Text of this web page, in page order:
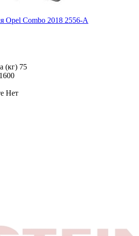
Opel Combo 2018 2556-A
(кг) 75
1600
Нет